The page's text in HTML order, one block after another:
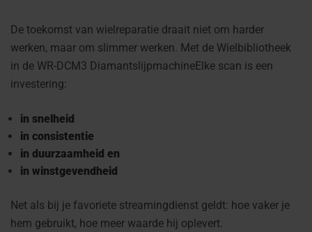
De toekomst van wielreparatie draait niet om harder
werken, maar om slimmer werken. Met de Wielbibliotheek
in de WR-DCM3 DiamantslijpmachineElke scan is een
investering:
in snelheid
in consistentie
in duurzaamheid en
in winstgevendheid
Net als bij je favoriete streamingdienst geldt: hoe vaker je
hem gebruikt, hoe meer waarde hij oplevert.